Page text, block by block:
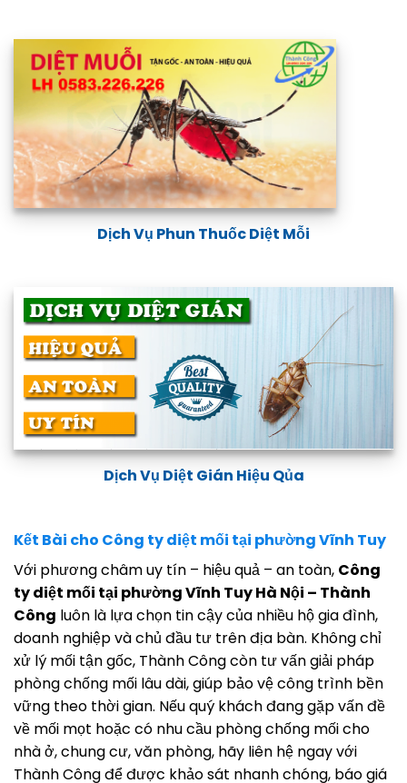
Dịch Vụ Phun Diệt Muỗi
Dịch Vụ Phun Thuốc Diệt Mỗi
Dịch Vụ Diệt Gián Hiệu Qủa
Kết Bài cho Công ty diệt mối tại phường Vĩnh Tuy
Với phương châm uy tín – hiệu quả – an toàn, Công
ty diệt mối tại phường Vĩnh Tuy Hà Nội – Thành
Công luôn là lựa chọn tin cậy của nhiều hộ gia đình,
doanh nghiệp và chủ đầu tư trên địa bàn. Không chỉ
xử lý mối tận gốc, Thành Công còn tư vấn giải pháp
phòng chống mối lâu dài, giúp bảo vệ công trình bền
vững theo thời gian. Nếu quý khách đang gặp vấn đề
về mối mọt hoặc có nhu cầu phòng chống mối cho
nhà ở, chung cư, văn phòng, hãy liên hệ ngay với
Thành Công để được khảo sát nhanh chóng, báo giá